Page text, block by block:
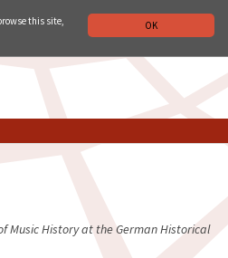
OK
this site,
Music History at the German Historical